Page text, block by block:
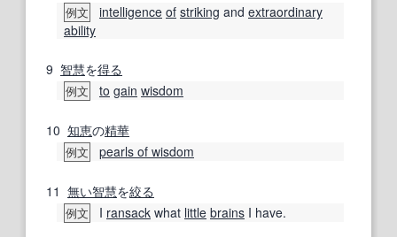
例文 intelligence of striking and extraordinary
ability
9 智慧を得る
例文 to gain wisdom
10 知恵の精華
例文 pearls of wisdom
11 無い智慧を絞る
例文 I ransack what little brains I have.